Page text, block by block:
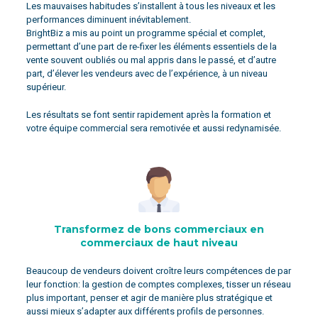
Les mauvaises habitudes s’installent à tous les niveaux et les
performances diminuent inévitablement.
BrightBiz a mis au point un programme spécial et complet,
permettant d’une part de re-fixer les éléments essentiels de la
vente souvent oubliés ou mal appris dans le passé, et d’autre
part, d’élever les vendeurs avec de l’expérience, à un niveau
supérieur.
Les résultats se font sentir rapidement après la formation et
votre équipe commercial sera remotivée et aussi redynamisée.
Transformez de bons commerciaux en
commerciaux de haut niveau
Beaucoup de vendeurs doivent croître leurs compétences de par
leur fonction: la gestion de comptes complexes, tisser un réseau
plus important, penser et agir de manière plus stratégique et
aussi mieux s’adapter aux différents profils de personnes.